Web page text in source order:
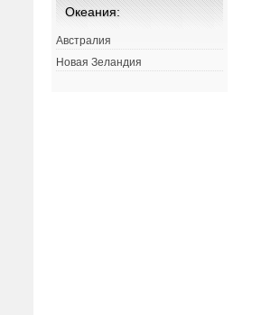
Океания:
Австралия
Новая Зеландия